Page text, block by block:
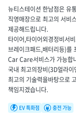
뉴티스테이션 한남점은 유
직영매장으로 최고의 서비
제공해드립니다.
타이어,타이어외경정비서
브레이크패드,배터리등)를
Car Care서비스가 가능합
국내 최고의장비(3D얼라이
최고의 기술력을바탕으로
책임지겠습니다.
EV 특화점 충전 가능